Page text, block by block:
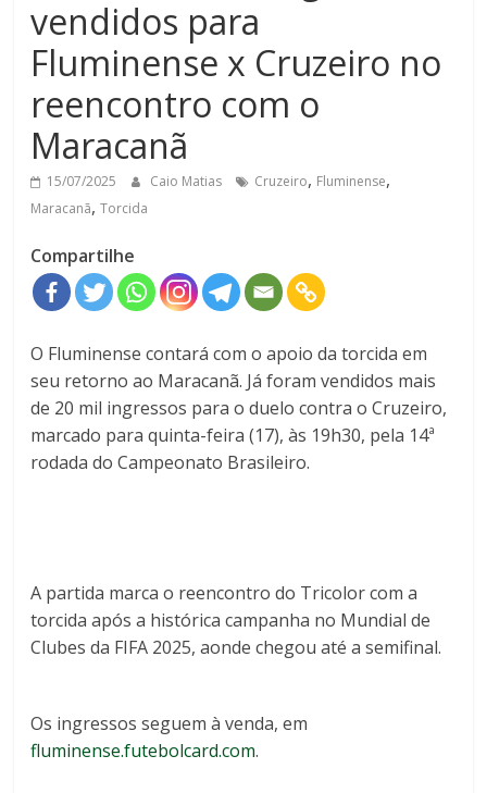
vendidos para
Fluminense x Cruzeiro no
reencontro com o
Maracanã
15/07/2025 Caio Matias Cruzeiro, Fluminense,
Maracanã,Torcida
Compartilhe
O Fluminense contará com o apoio da torcida em
seu retorno ao Maracanã. Já foram vendidos mais
de 20 mil ingressos para o duelo contra o Cruzeiro,
marcado para quinta-feira (17), às 19h30, pela 14ª
rodada do Campeonato Brasileiro.
A partida marca o reencontro do Tricolor com a
torcida após a histórica campanha no Mundial de
Clubes da FIFA 2025, aonde chegou até a semifinal.
Os ingressos seguem à venda, em
fluminense.futebolcard.com.